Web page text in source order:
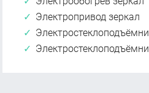
Электропривод зеркал